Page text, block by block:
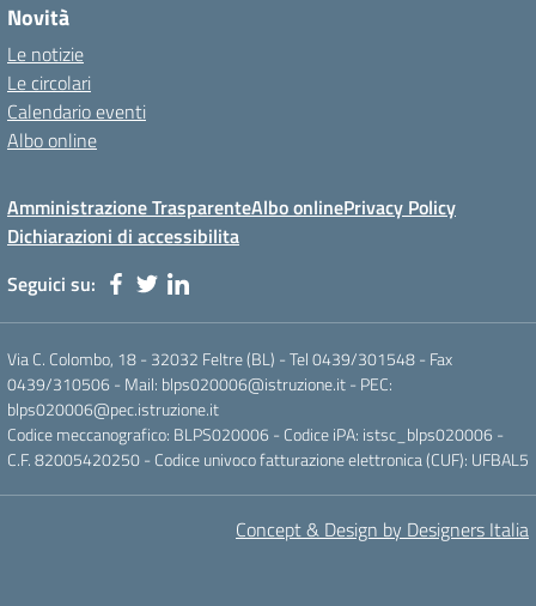
Novità
Le notizie
Le circolari
Calendario eventi
Albo online
Amministrazione TrasparenteAlbo onlinePrivacy Policy
Dichiarazioni di accessibilita
Seguici su:
Via C. Colombo, 18 - 32032 Feltre (BL) - Tel 0439/301548 - Fax
0439/310506 - Mail: blps020006@istruzione.it - PEC:
blps020006@pec.istruzione.it
Codice meccanografico: BLPS020006 - Codice iPA: istsc_blps020006 -
C.F. 82005420250 - Codice univoco fatturazione elettronica (CUF): UFBAL5
Concept & Design by Designers Italia